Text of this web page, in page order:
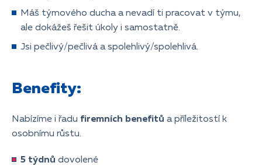
Máš týmového ducha a nevadí ti pracovat v týmu,
ale dokážeš řešit úkoly i samostatně.
Jsi pečlivý/pečlivá a spolehlivý/spolehlivá.
Benefity:
Nabízíme i řadu firemních benefitů a příležitostí k
osobnímu růstu.
5 týdnů dovolené